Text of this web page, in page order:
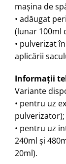
maşina de
• adăugat
(lunar 100ml
• pulverizat
aplicării
Informaţii
Variante
• pentru uz
pulverizator);
• pentru uz
240ml şi
20ml).